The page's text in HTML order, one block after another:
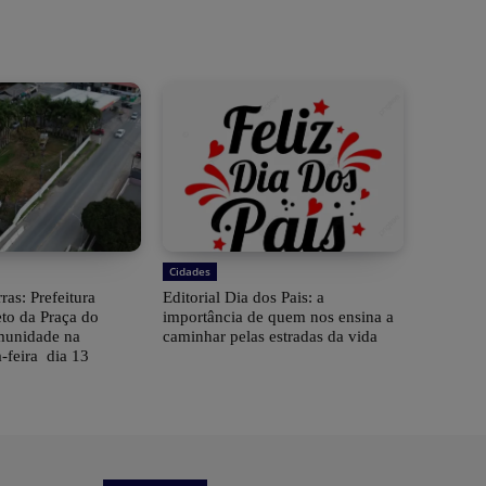
Prefeitura
da Praça do
na
feira dia 13
Cidades
Editorial Dia dos Pais: a
importância de quem nos ensina a
caminhar pelas estradas da vida